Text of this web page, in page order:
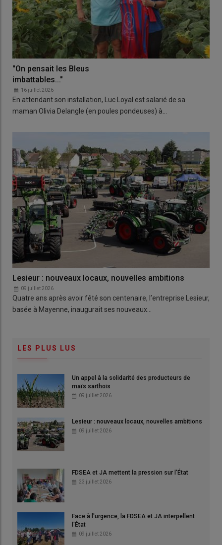
"On pensait les Bleus
imbattables..."
16 juillet 2026
En attendant son installation, Luc Loyal est salarié de sa
maman Olivia Delangle (en poules pondeuses) à…
Lesieur : nouveaux locaux, nouvelles ambitions
09 juillet 2026
Quatre ans après avoir fêté son centenaire, l’entreprise Lesieur,
basée à Mayenne, inaugurait ses nouveaux…
LES PLUS LUS
Un appel à la solidarité des producteurs de
maïs sarthois
09 juillet 2026
Lesieur : nouveaux locaux, nouvelles ambitions
09 juillet 2026
FDSEA et JA mettent la pression sur l'État
23 juillet 2026
Face à l'urgence, la FDSEA et JA interpellent
l'État
09 juillet 2026